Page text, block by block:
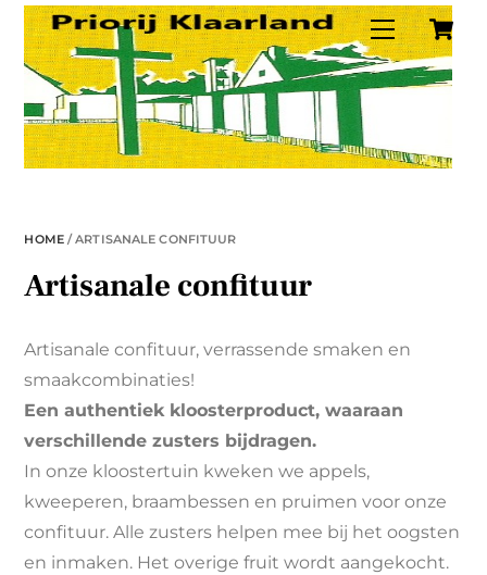
Skip
content
Menu
HOME/ ARTISANALE CONFITUUR
Artisanale confituur
Artisanale confituur, verrassende smaken en
smaakcombinaties!
Een authentiek kloosterproduct, waaraan
verschillende zusters bijdragen.
In onze kloostertuin kweken we appels,
kweeperen, braambessen en pruimen voor onze
confituur. Alle zusters helpen mee bij het oogsten
en inmaken. Het overige fruit wordt aangekocht.